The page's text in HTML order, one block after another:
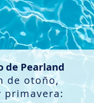
de Pearland
de otoño,
primavera: